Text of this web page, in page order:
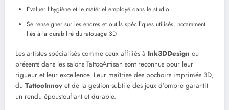
Évaluer l’hygiène et le matériel employé dans le studio
Se renseigner sur les encres et outils spécifiques utilisés, notamment
liés à la durabilité du tatouage 3D
Les artistes spécialisés comme ceux affiliés à Ink3DDesign ou
présents dans les salons TattooArtisan sont reconnus pour leur
rigueur et leur excellence. Leur maîtrise des pochoirs imprimés 3D,
du TattooInnov et de la gestion subtile des jeux d’ombre garantit
un rendu époustouflant et durable.